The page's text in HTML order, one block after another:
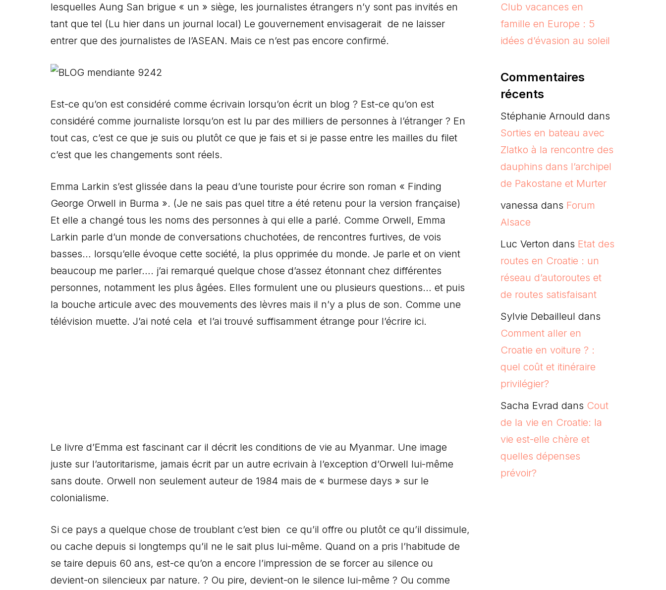
lesquelles Aung San brigue « un » siège, les journalistes étrangers n’y sont pas invités en
tant que tel (Lu hier dans un journal local) Le gouvernement envisagerait de ne laisser
entrer que des journalistes de l’ASEAN. Mais ce n’est pas encore confirmé.
Est-ce qu’on est considéré comme écrivain lorsqu’on écrit un blog ? Est-ce qu’on est
considéré comme journaliste lorsqu’on est lu par des milliers de personnes à l’étranger ? En
tout cas, c’est ce que je suis ou plutôt ce que je fais et si je passe entre les mailles du filet
c’est que les changements sont réels.
Emma Larkin s’est glissée dans la peau d’une touriste pour écrire son roman « Finding
George Orwell in Burma ». (Je ne sais pas quel titre a été retenu pour la version française)
Et elle a changé tous les noms des personnes à qui elle a parlé. Comme Orwell, Emma
Larkin parle d’un monde de conversations chuchotées, de rencontres furtives, de vois
basses… lorsqu’elle évoque cette société, la plus opprimée du monde. Je parle et on vient
beaucoup me parler…. j’ai remarqué quelque chose d’assez étonnant chez différentes
personnes, notamment les plus âgées. Elles formulent une ou plusieurs questions… et puis
la bouche articule avec des mouvements des lèvres mais il n’y a plus de son. Comme une
télévision muette. J’ai noté cela et l’ai trouvé suffisamment étrange pour l’écrire ici.
Le livre d’Emma est fascinant car il décrit les conditions de vie au Myanmar. Une image
juste sur l’autoritarisme, jamais écrit par un autre ecrivain à l’exception d’Orwell lui-même
sans doute. Orwell non seulement auteur de 1984 mais de « burmese days » sur le
colonialisme.
Si ce pays a quelque chose de troublant c’est bien ce qu’il offre ou plutôt ce qu’il dissimule,
ou cache depuis si longtemps qu’il ne le sait plus lui-même. Quand on a pris l’habitude de
se taire depuis 60 ans, est-ce qu’on a encore l’impression de se forcer au silence ou
devient-on silencieux par nature. ? Ou pire, devient-on le silence lui-même ? Ou comme
Club vacances en
famille en Europe : 5
idées d’évasion au soleil
Commentaires
récents
Stéphanie Arnould dans
Sorties en bateau avec
Zlatko à la rencontre des
dauphins dans l’archipel
de Pakostane et Murter
vanessa dans Forum
Alsace
Luc Verton dans Etat des
routes en Croatie : un
réseau d’autoroutes et
de routes satisfaisant
Sylvie Debailleul dans
Comment aller en
Croatie en voiture ? :
quel coût et itinéraire
privilégier?
Sacha Evrad dans Cout
de la vie en Croatie: la
vie est-elle chère et
quelles dépenses
prévoir?